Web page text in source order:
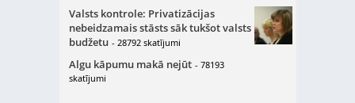
Valsts kontrole: Privatizācijas
nebeidzamais stāsts sāk tukšot valsts
budžetu - 28792 skatījumi
Algu kāpumu makā nejūt - 78193
skatījumi